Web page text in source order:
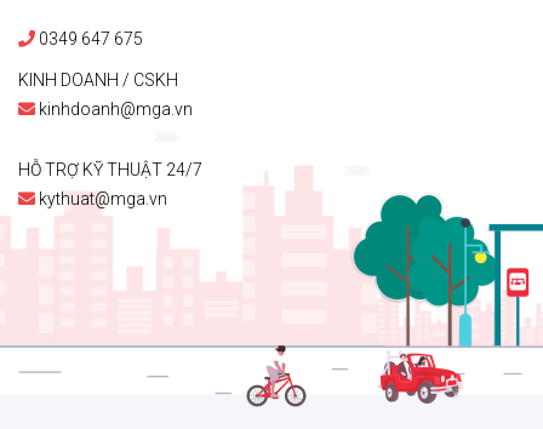
0349 647 675
KINH DOANH / CSKH
kinhdoanh@mga.vn
HỖ TRỢ KỸ THUẬT 24/7
kythuat@mga.vn